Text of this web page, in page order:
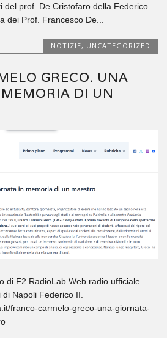
del prof. De Cristofaro della Federico
dei Prof. Francesco De...
NOTIZIE, UNCATEGORIZED
GRECO. UNA
DI UN
di F2 RadioLab Web radio ufficiale
di Napoli Federico II.
franco-carmelo-greco-una-giornata-